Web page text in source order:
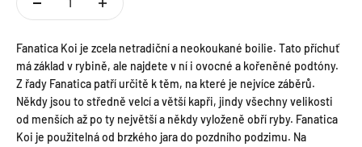
Fanatica Koi je zcela netradiční a neokoukané boilie. Tato příchuť
má základ v rybině, ale najdete v ní i ovocné a kořeněné podtóny.
Z řady Fanatica patří určitě k těm, na které je nejvíce záběrů.
Někdy jsou to středně velcí a větší kapři, jindy všechny velikosti
od menších až po ty největší a někdy vyloženě obří ryby. Fanatica
Koi je použitelná od brzkého jara do pozdního podzimu. Na